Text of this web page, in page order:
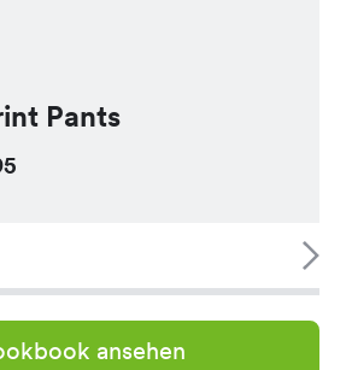
Pants
ansehen